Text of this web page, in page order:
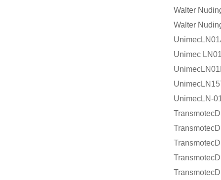
Walter
Walter
Unimec
UnimecLN-